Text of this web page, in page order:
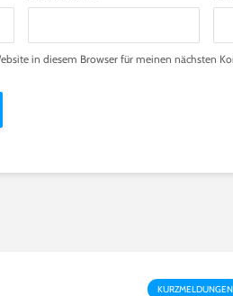
in diesem Browser für meinen nächsten
KURZMELDUNGEN